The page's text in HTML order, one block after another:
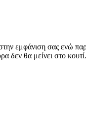
εμφάνιση σας ενώ
δεν θα μείνει στο κουτί.